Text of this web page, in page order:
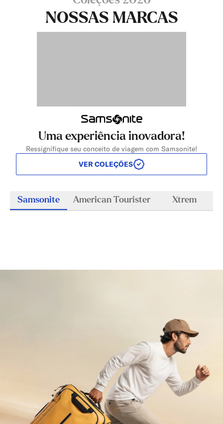
NOSSAS MARCAS
Uma experiência inovadora!
Ressignifique seu conceito de viagem com Samsonite!
VER COLEÇÕES
Samsonite American Tourister Xtrem